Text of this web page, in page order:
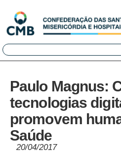
Paulo Magnus:
tecnologias
promovem
Saúde
20/04/2017